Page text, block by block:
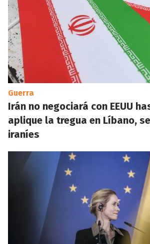
Guerra
Irán no negociará con EEUU
aplique la tregua en Líbano,
iraníes